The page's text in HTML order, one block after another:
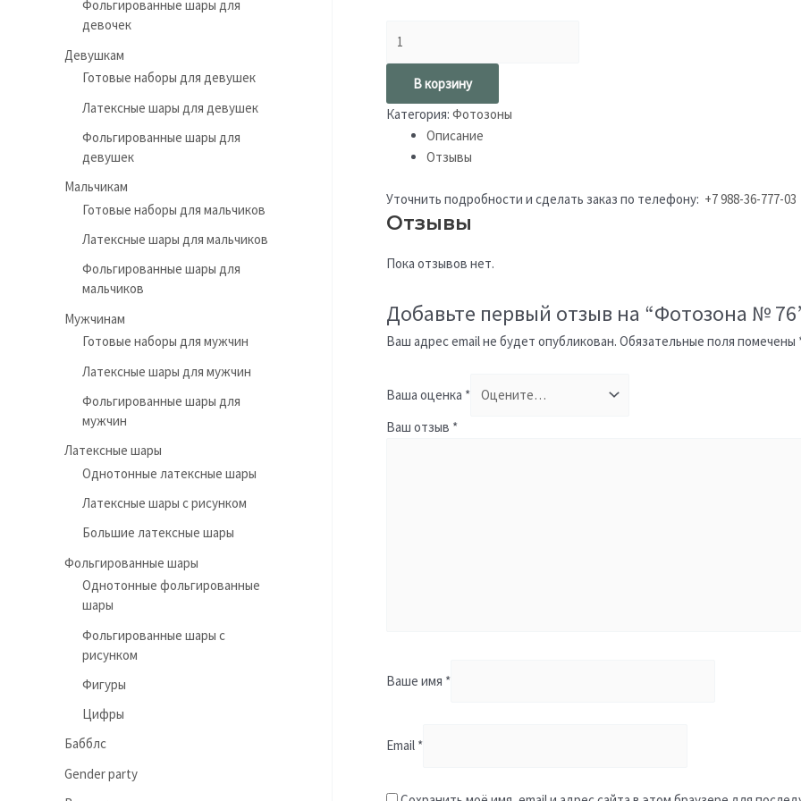
Фольгированные шары для
девочек
Девушкам
Готовые наборы для девушек
Латексные шары для девушек
Фольгированные шары для
девушек
Мальчикам
Готовые наборы для мальчиков
Латексные шары для мальчиков
Фольгированные шары для
мальчиков
Мужчинам
Готовые наборы для мужчин
Латексные шары для мужчин
Фольгированные шары для
мужчин
Латексные шары
Однотонные латексные шары
Латексные шары с рисунком
Большие латексные шары
Фольгированные шары
Однотонные фольгированные
шары
Фольгированные шары с
рисунком
Фигуры
Цифры
Бабблс
Gender party
В корзину
Категория: Фотозоны
Описание
Отзывы
Уточнить подробности и сделать заказ по телефону: +7 988-36-777-03
Отзывы
Пока отзывов нет.
Добавьте первый отзыв на “Фотозона №
Ваш адрес email не будет опубликован. Обязательные поля помечены
Ваша оценка *
Ваш отзыв *
Ваше имя *
Email *